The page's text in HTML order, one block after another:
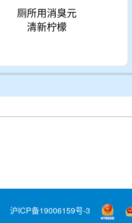
厕所用消臭元
清新柠檬
沪ICP备19006159号-3